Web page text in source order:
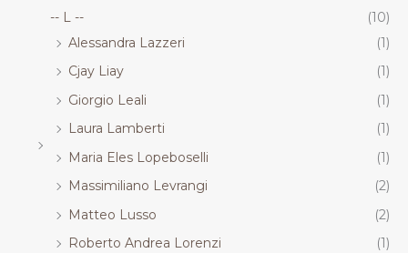
-- L --
(10)
Alessandra Lazzeri
(1)
Cjay Liay
(1)
Giorgio Leali
(1)
Laura Lamberti
(1)
Maria Eles Lopeboselli
(1)
Massimiliano Levrangi
(2)
Matteo Lusso
(2)
Roberto Andrea Lorenzi
(1)